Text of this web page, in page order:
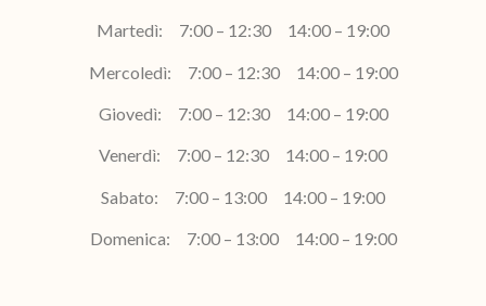
Martedì: 7:00 – 12:30 14:00 – 19:00
Mercoledì: 7:00 – 12:30 14:00 – 19:00
Giovedì: 7:00 – 12:30 14:00 – 19:00
Venerdì: 7:00 – 12:30 14:00 – 19:00
Sabato: 7:00 – 13:00 14:00 – 19:00
Domenica: 7:00 – 13:00 14:00 – 19:00